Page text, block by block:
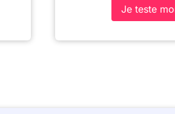
Je teste